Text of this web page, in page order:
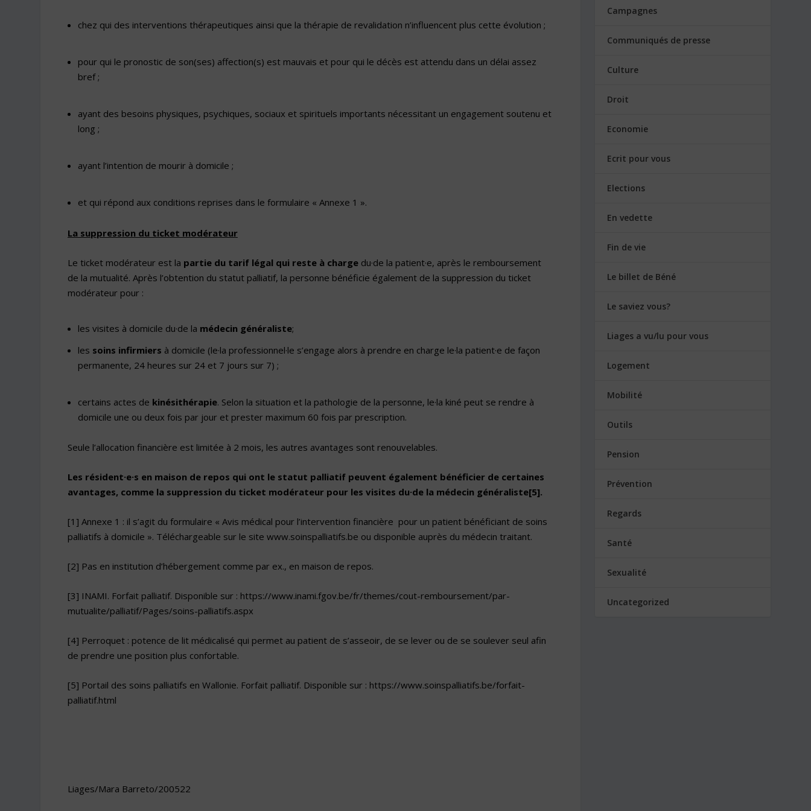
chez qui des interventions thérapeutiques ainsi que la thérapie de revalidation n’influencent plus cette évolution ;
pour qui le pronostic de son(ses) affection(s) est mauvais et pour qui le décès est attendu dans un délai assez
bref ;
ayant des besoins physiques, psychiques, sociaux et spirituels importants nécessitant un engagement soutenu et
long ;
ayant l’intention de mourir à domicile ;
et qui répond aux conditions reprises dans le formulaire « Annexe 1 ».
La suppression du ticket modérateur
Le ticket modérateur est la partie du tarif légal qui reste à chargedu·de la patient·e, après le remboursement
de la mutualité. Après l’obtention du statut palliatif, la personne bénéficie également de la suppression du ticket
modérateur pour :
les visites à domicile du·de la médecin généraliste;
les soins infirmiers à domicile (le·la professionnel·le s’engage alors à prendre en charge le·la patient·e de façon
permanente, 24 heures sur 24 et 7 jours sur 7) ;
certains actes de kinésithérapie. Selon la situation et la pathologie de la personne, le·la kiné peut se rendre à
domicile une ou deux fois par jour et prester maximum 60 fois par prescription.
Seule l’allocation financière est limitée à 2 mois, les autres avantages sont renouvelables.
Les résident·e·s en maison de repos qui ont le statut palliatif peuvent également bénéficier de certaines
avantages, comme la suppression du ticket modérateur pour les visites du·de la médecin généraliste[5].
[1] Annexe 1 : il s’agit du formulaire « Avis médical pour l’intervention financière pour un patient bénéficiant de soins
palliatifs à domicile ». Téléchargeable sur le site www.soinspalliatifs.be ou disponible auprès du médecin traitant.
[2] Pas en institution d’hébergement comme par ex., en maison de repos.
[3] INAMI. Forfait palliatif. Disponible sur : https://www.inami.fgov.be/fr/themes/cout-remboursement/par-
mutualite/palliatif/Pages/soins-palliatifs.aspx
[4] Perroquet : potence de lit médicalisé qui permet au patient de s’asseoir, de se lever ou de se soulever seul afin
de prendre une position plus confortable.
[5] Portail des soins palliatifs en Wallonie. Forfait palliatif. Disponible sur : https://www.soinspalliatifs.be/forfait-
palliatif.html
Liages/Mara Barreto/200522
Campagnes
Communiqués de presse
Culture
Droit
Economie
Ecrit pour vous
Elections
En vedette
Fin de vie
Le billet de Béné
Le saviez vous?
Liages a vu/lu pour vous
Logement
Mobilité
Outils
Pension
Prévention
Regards
Santé
Sexualité
Uncategorized